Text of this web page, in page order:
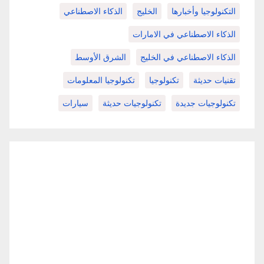
التكنولوجيا وأخبارها الخليج الذكاء الاصطناعي
الذكاء الاصطناعي في الامارات
الذكاء الاصطناعي في الخليج الشرق الأوسط
تقنيات حديثة تكنولوجيا تكنولوجيا المعلومات
تكنولوجيات جديدة تكنولوجيات حديثة سيارات